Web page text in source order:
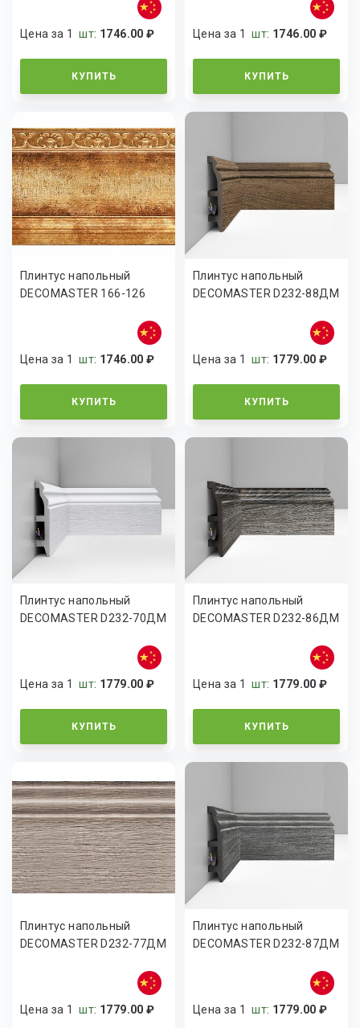
Цена за 1шт: 1746.00 ₽
КУПИТЬ
Цена за 1шт: 1746.00 ₽
КУПИТЬ
Плинтус напольный
DECOMASTER 166-126
Цена за 1шт: 1746.00 ₽
КУПИТЬ
Плинтус напольный
DECOMASTER D232-88ДМ
Цена за 1шт: 1779.00 ₽
КУПИТЬ
Плинтус напольный
DECOMASTER D232-70ДМ
Цена за 1шт: 1779.00 ₽
КУПИТЬ
Плинтус напольный
DECOMASTER D232-86ДМ
Цена за 1шт: 1779.00 ₽
КУПИТЬ
Плинтус напольный
DECOMASTER D232-77ДМ
Цена за 1шт: 1779.00 ₽
Плинтус напольный
DECOMASTER D232-87ДМ
Цена за 1шт: 1779.00 ₽